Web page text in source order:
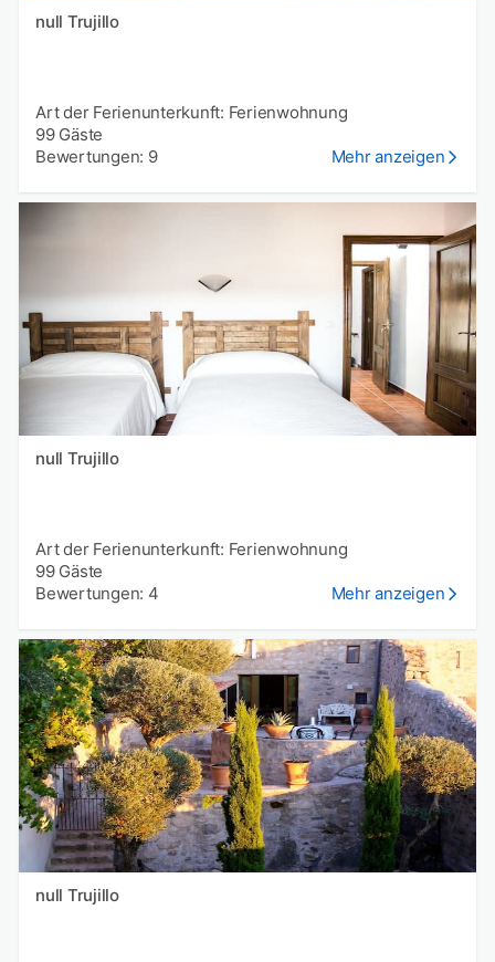
null Trujillo
Art der Ferienunterkunft: Ferienwohnung
99 Gäste
Bewertungen: 9
Mehr anzeigen
null Trujillo
Art der Ferienunterkunft: Ferienwohnung
99 Gäste
Bewertungen: 4
Mehr anzeigen
null Trujillo